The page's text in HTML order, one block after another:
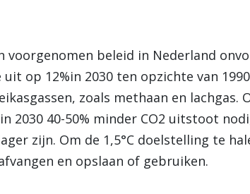
beleid in Nederland
op 12%in 2030 ten opzichte van
zoals methaan en lachgas.
40-50% minder CO2 uitstoot
zijn. Om de 1,5°C doelstelling te
en opslaan of gebruiken.